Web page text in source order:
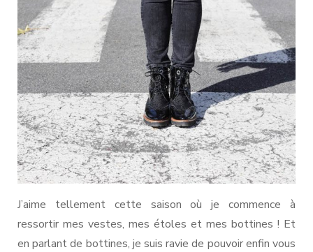
Morvan.
J’aime tellement cette saison où je commence à
ressortir mes vestes, mes étoles et mes bottines ! Et
en parlant de bottines, je suis ravie de pouvoir enfin vous